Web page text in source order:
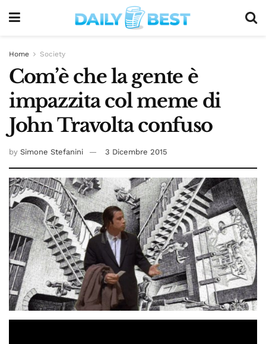
Home Society
Com’è che la gente è
impazzita col meme di
John Travolta confuso
by Simone Stefanini 3 Dicembre 2015